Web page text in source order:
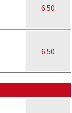
6.50
6.50